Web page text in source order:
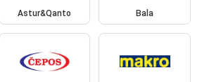
Astur&Qanto Bala